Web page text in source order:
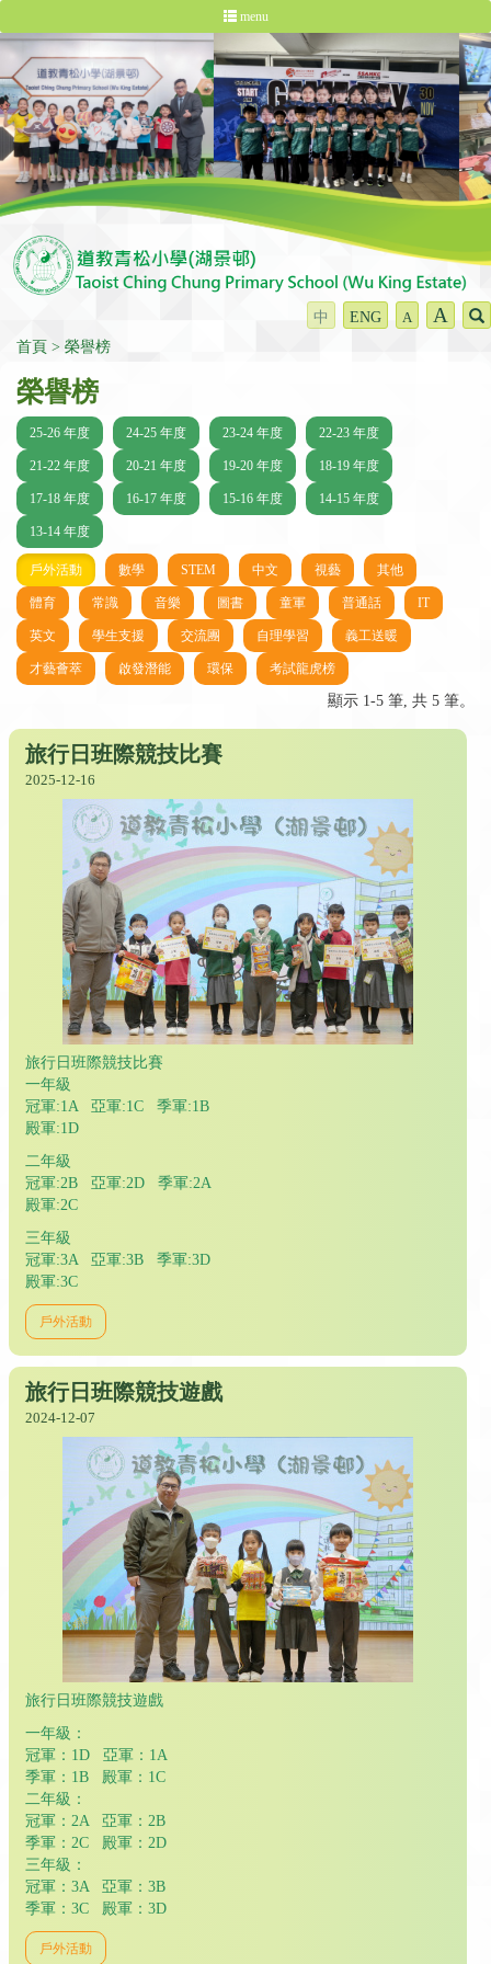
menu
中 ENG A A
首頁 榮譽榜
榮譽榜
25-26 年度 24-25 年度 23-24 年度 22-23 年度
21-22 年度 20-21 年度 19-20 年度 18-19 年度
17-18 年度 16-17 年度 15-16 年度 14-15 年度
13-14 年度
戶外活動 數學 STEM 中文 視藝 其他
體育 常識 音樂 圖書 童軍 普通話 IT
英文 學生支援 交流團 自理學習 義工送暖
才藝薈萃 啟發潛能 環保 考試龍虎榜
顯示 1-5 筆, 共 5 筆。
旅行日班際競技比賽
2025-12-16
旅行日班際競技比賽
一年級
冠軍:1A 亞軍:1C 季軍:1B
殿軍:1D
二年級
冠軍:2B 亞軍:2D 季軍:2A
殿軍:2C
三年級
冠軍:3A 亞軍:3B 季軍:3D
殿軍:3C
戶外活動
旅行日班際競技遊戲
2024-12-07
旅行日班際競技遊戲
一年級：
冠軍：1D 亞軍：1A
季軍：1B 殿軍：1C
二年級：
冠軍：2A 亞軍：2B
季軍：2C 殿軍：2D
三年級：
冠軍：3A 亞軍：3B
季軍：3C 殿軍：3D
戶外活動